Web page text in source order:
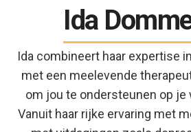
Ida
Ida combineert haar expertise
met een meelevende
om jou te ondersteunen op je
Vanuit haar rijke ervaring met